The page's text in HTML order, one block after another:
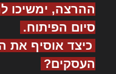
ההרצה, ימשיכו
סיום הפיתוח.
כיצד אוסיף את
העסקים?